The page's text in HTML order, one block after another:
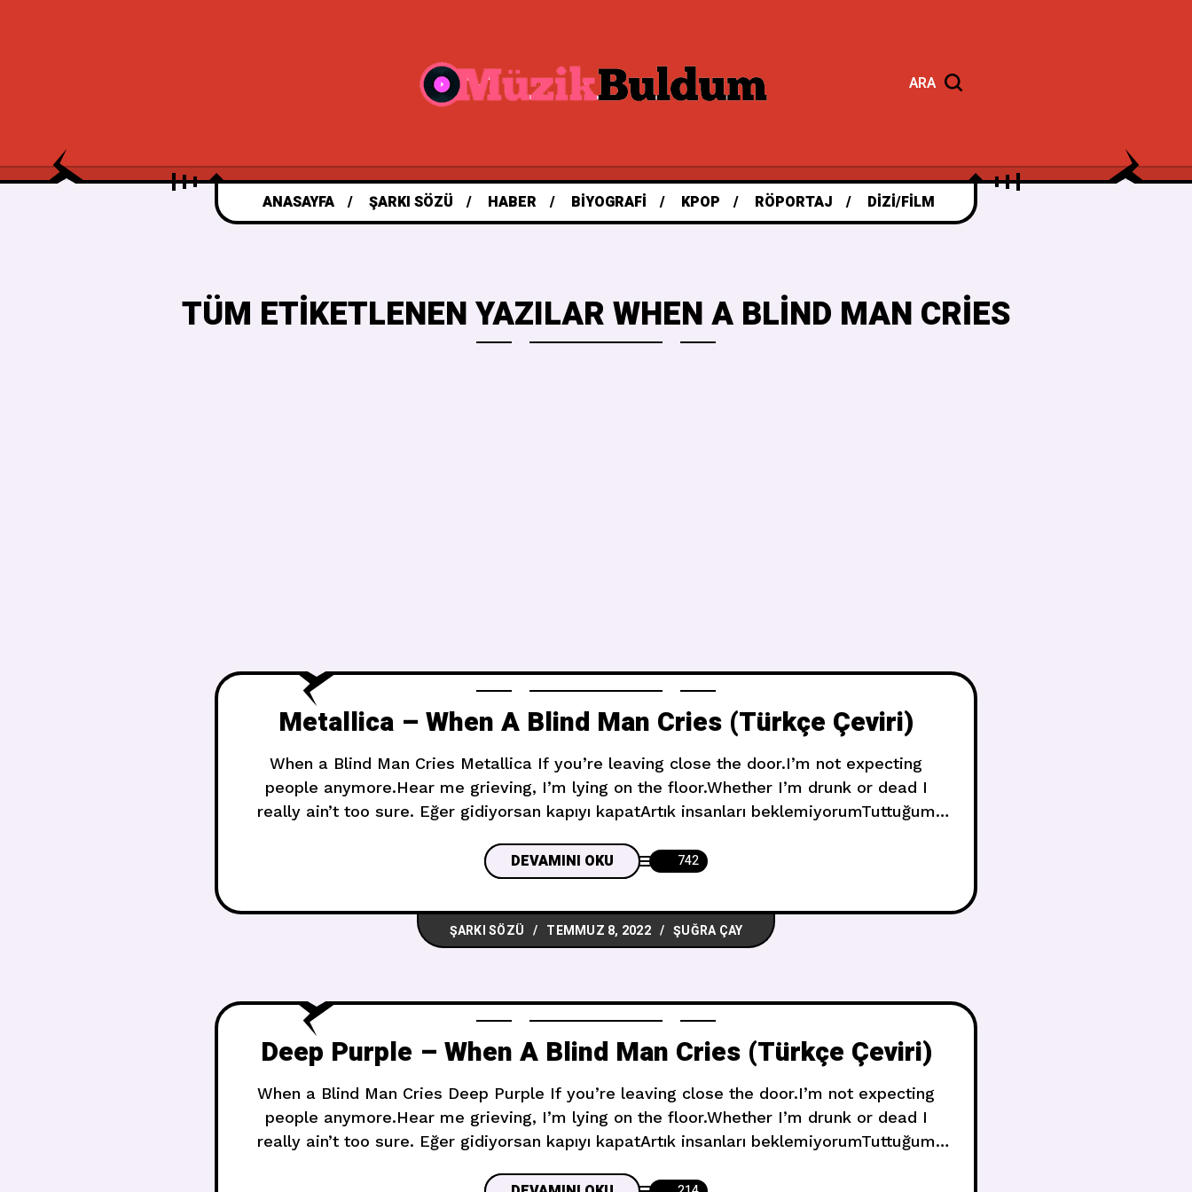
ARA
ANASAYFA ŞARKI SÖZÜ HABER BIYOGRAFI KPOP RÖPORTAJ DIZI/FILM
TÜM ETIKETLENEN YAZILAR WHEN A BLIND MAN CRIES
Metallica – When A Blind Man Cries (Türkçe Çeviri)
When a Blind Man Cries Metallica If you’re leaving close the door.I’m not expecting
people anymore.Hear me grieving, I’m lying on the floor.Whether I’m drunk or dead I
really ain’t too sure. Eğer gidiyorsan kapıyı kapatArtık insanları beklemiyorumTuttuğum
man, I’m
DEVAMINI OKU 742
ŞARKI SÖZÜ TEMMUZ 8, 2022 ŞUĞRA ÇAY
Deep Purple – When A Blind Man Cries (Türkçe Çeviri)
When a Blind Man Cries Deep Purple If you’re leaving close the door.I’m not expecting
people anymore.Hear me grieving, I’m lying on the floor.Whether I’m drunk or dead I
really ain’t too sure. Eğer gidiyorsan kapıyı kapatArtık insanları beklemiyorumTuttuğum